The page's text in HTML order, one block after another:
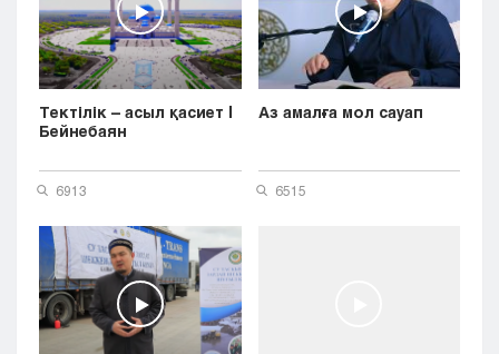
Тектілік – асыл қасиет |
Бейнебаян
6913
Аз амалға мол сауап
6515